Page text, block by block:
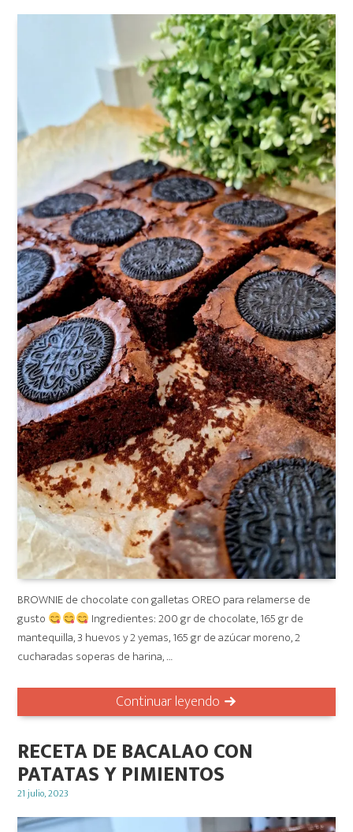
BROWNIE de chocolate con galletas OREO para relamerse de
gusto
Ingredientes: 200 gr de chocolate, 165 gr de
mantequilla, 3 huevos y 2 yemas, 165 gr de azúcar moreno, 2
cucharadas soperas de harina, …
Continuar leyendo
RECETA DE BACALAO CON
PATATAS Y PIMIENTOS
Posted
21 julio, 2023